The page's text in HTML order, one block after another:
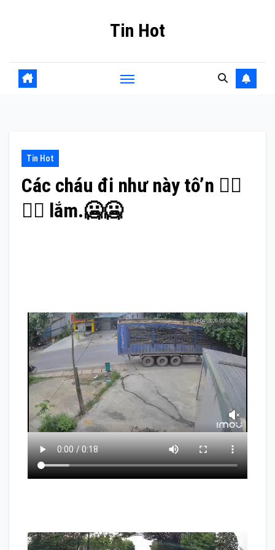
Tin Hot
Tin Hot
Các cháu đi như này tô’n 🙆‍♂️
🙆‍♂️ lắm.🥶🥶